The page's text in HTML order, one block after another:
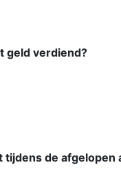
geld verdiend?
tijdens de afgelopen